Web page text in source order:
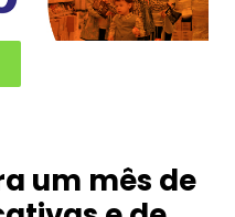
um mês de